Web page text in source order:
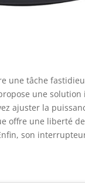
tâche
une
ajuster la
offre une liberté
son